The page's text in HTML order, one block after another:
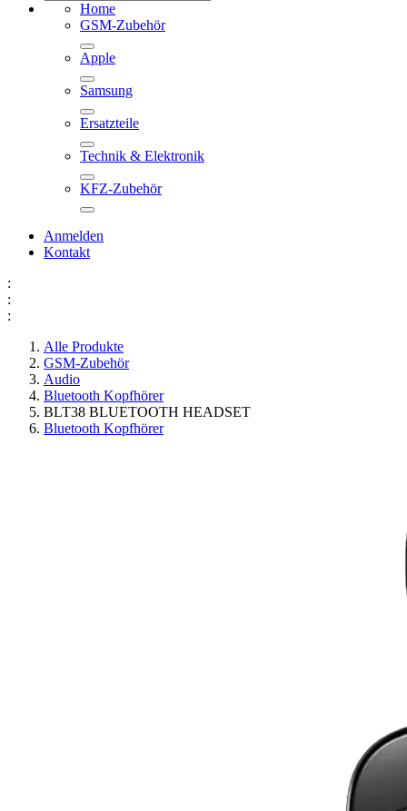
Home
GSM-Zubehör
Apple
Samsung
Ersatzteile
Technik & Elektronik
KFZ-Zubehör
Anmelden
Kontakt
:
:
:
Alle Produkte
GSM-Zubehör
Audio
Bluetooth Kopfhörer
BLT38 BLUETOOTH HEADSET
Bluetooth Kopfhörer